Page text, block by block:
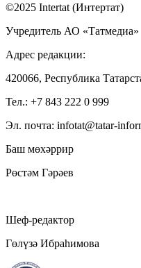
©2025 Intertat (Интертат)
Учредитель АО «Татмедиа»
Адрес редакции:
420066, Республика
Тел.: +7 843 222 0 999
Эл. почта: infotat@tatar-
Баш мөхәррир
Рөстәм Гәрәев
Шеф-редактор
Гөлүзә Ибраһимова